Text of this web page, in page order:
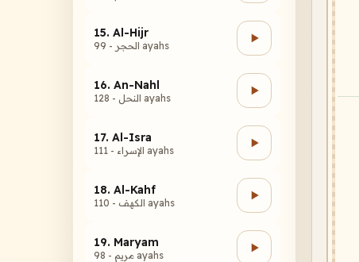
15. Al-Hijr
الحجر - 99 ayahs
16. An-Nahl
النحل - 128 ayahs
17. Al-Isra
الإسراء - 111 ayahs
18. Al-Kahf
الكهف - 110 ayahs
19. Maryam
مريم - 98 ayahs